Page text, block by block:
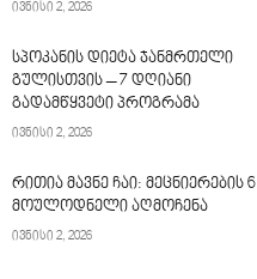
ივნისი 2, 2026
სპოკანის დიეტა ჯანმრთელი
გულისთვის – 7 დღიანი
გადამწყვეტი პროგრამა
ივნისი 2, 2026
რითია მავნე ჩაი: მეცნიერების 6
მოულოდნელი აღმოჩენა
ივნისი 2, 2026